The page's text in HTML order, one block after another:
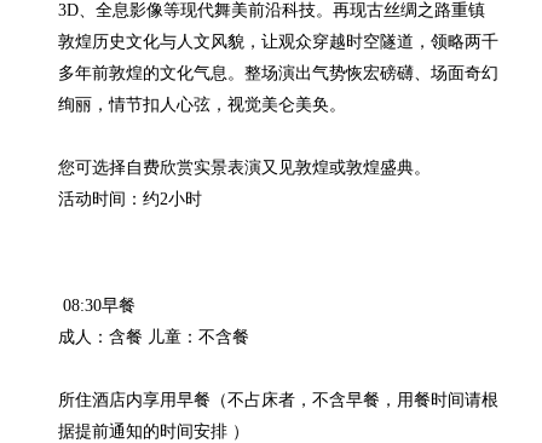
3D、全息影像等现代舞美前沿科技。再现古丝绸之路重镇
敦煌历史文化与人文风貌，让观众穿越时空隧道，领略两千
多年前敦煌的文化气息。整场演出气势恢宏磅礴、场面奇幻
绚丽，情节扣人心弦，视觉美仑美奂。
您可选择自费欣赏实景表演又见敦煌或敦煌盛典。
活动时间：约2小时
08:30早餐
成人：含餐 儿童：不含餐
所住酒店内享用早餐（不占床者，不含早餐，用餐时间请根
据提前通知的时间安排 ）